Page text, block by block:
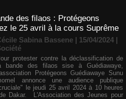
des filaos : Protégeons
le 25 avril à la cours Suprême
Sabina Bassene | 15/04/2024 |
protester contre la déclassification de
bande des filaos sise à Guédiawaye,
Protégeons Guédiawaye Sunu
annonce une audience publique
le jeudi 25 avril 2024 à 10 heures
Dakar. L'Association des Jeunes pour